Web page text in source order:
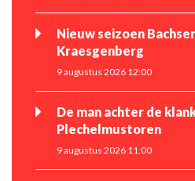
Nieuw seizoen
Kraesgenberg
9 augustus 2026 12:00
De man achter de
Plechelmustoren
9 augustus 2026 11:00